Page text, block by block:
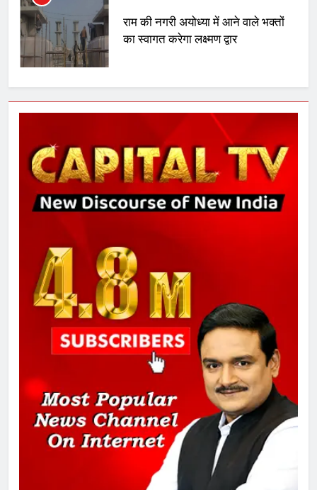
6
गाजा युद्धविराम को लेकर बड़ी खबरें
चुनाव से पहले लालू परिवार पर बड़ा झटका,
दिल्ली कोर्ट ने IRCTC घोटाले में आरोप
तय किए
1
SRN अस्पताल का नाम अमर शहीद ठाकुर
रोशन सिंह के नाम पर करने की मांग तेज
2
अमर शहीद ठाकुर रोशन सिंह के नाम पर
स्वरूप रानी नेहरू चिकित्सालय का
नामकरण करने की मांग को लेकर
अनिश्चितकालीन धरना शुरू